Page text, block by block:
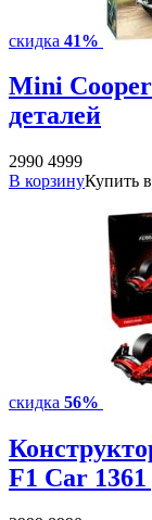
скидка 41%
Mini
деталей
2990 4999
В корзинуКупить
скидка 56%
F1 Car